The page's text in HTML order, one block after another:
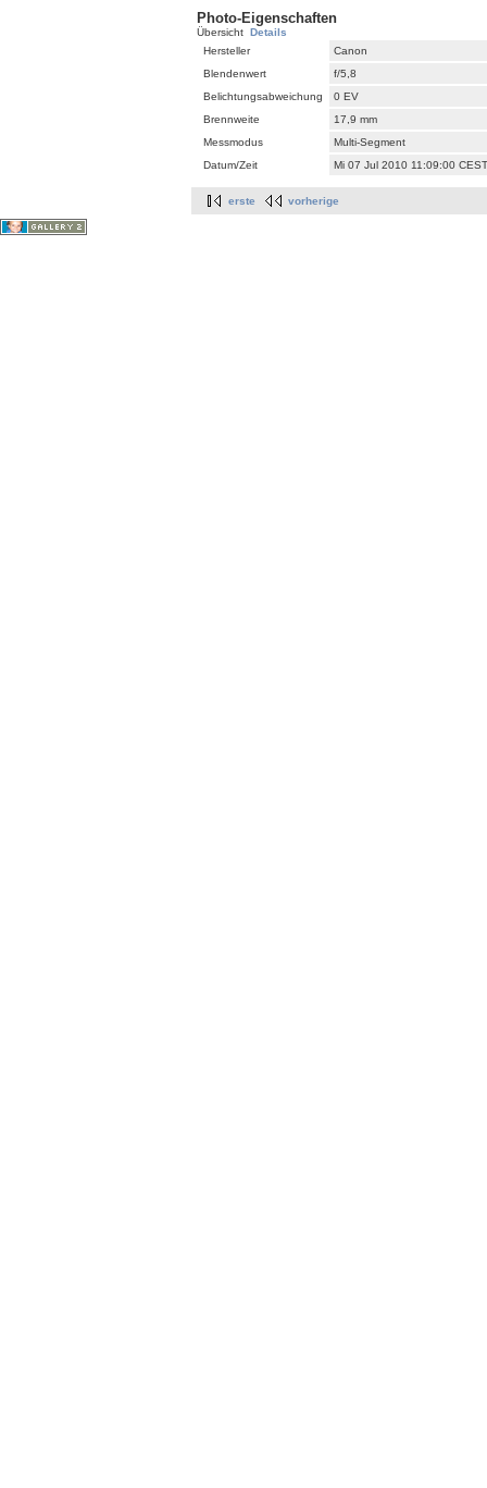
Photo-Eigenschaften
Übersicht Details
Hersteller
Canon
Blendenwert
f/5,8
Belichtungsabweichung
0 EV
Brennweite
17,9 mm
Messmodus
Multi-Segment
Datum/Zeit
Mi 07 Jul 2010 11:09:00 CEST
erste vorherige